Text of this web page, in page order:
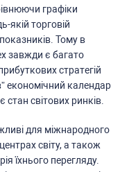
графіки
якій торговій
Тому в
завжди є багато
cтратегій
економічний календар
cвітових ринків.
для міжнародного
cвіту, а також
їхнього перегляду.